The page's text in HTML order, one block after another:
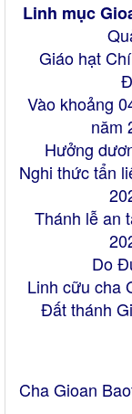
Linh mục
Giáo hạt
Vào khoảng
năm
Hưởng
Nghi thức tẩn
Thánh lễ an
Do
Linh cữu cha
Đất thánh
Cha Gioan